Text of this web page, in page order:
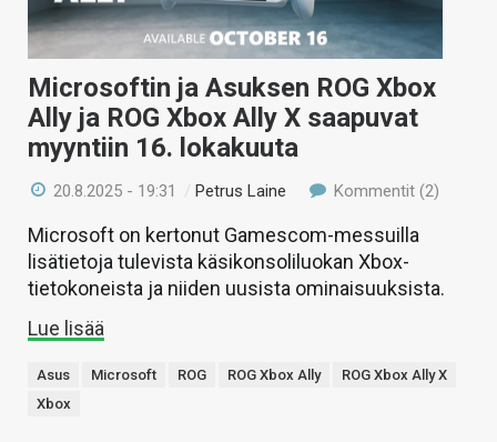
Microsoftin ja Asuksen ROG Xbox
Ally ja ROG Xbox Ally X saapuvat
myyntiin 16. lokakuuta
20.8.2025 - 19:31 /Petrus Laine Kommentit (2)
Microsoft on kertonut Gamescom-messuilla
lisätietoja tulevista käsikonsoliluokan Xbox-
tietokoneista ja niiden uusista ominaisuuksista.
Lue lisää
Asus Microsoft ROG ROG Xbox Ally
ROG Xbox Ally X
Xbox